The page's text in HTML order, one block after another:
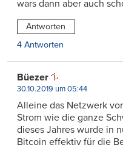
wars dann aber auch
Antworten
4 Antworten
Büezer
30.10.2019 um 05:44
Alleine das Netzwerk
Strom wie die ganze
dieses Jahres wurde in
Bitcoin effektiv für die